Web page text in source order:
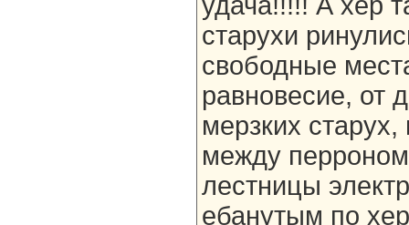
старухи
свободные
равновесие, от
мерзких
между
лестницы
ебанутым по